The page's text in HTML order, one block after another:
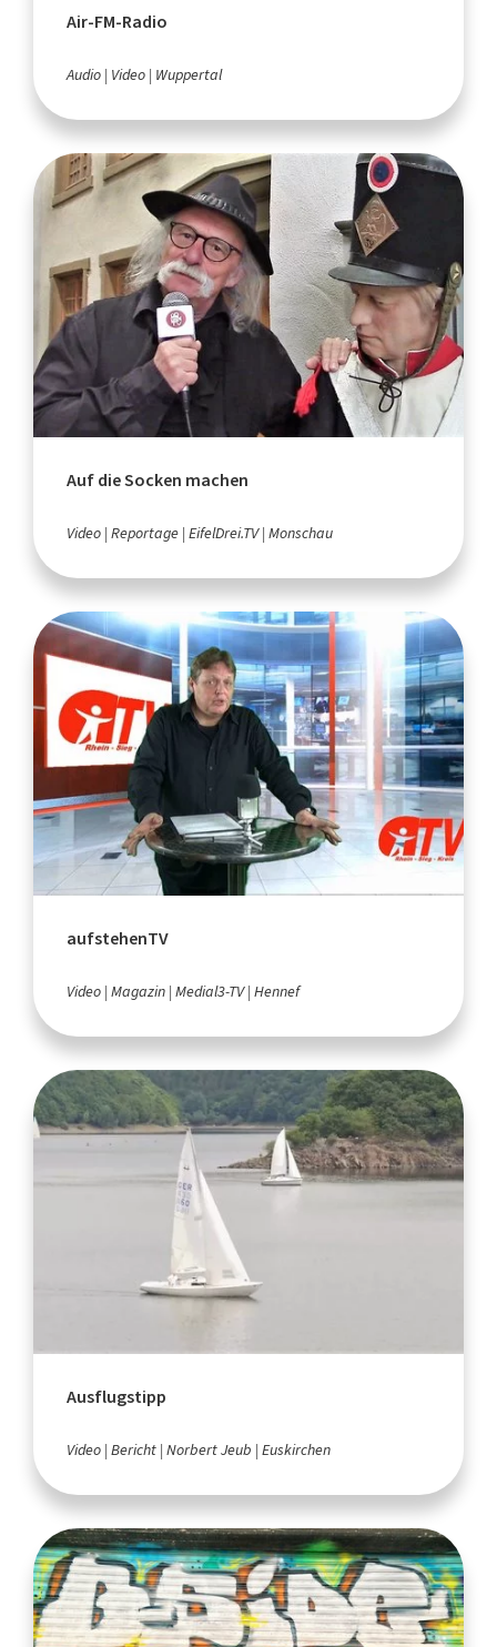
Air-FM-Radio
Audio Video Wuppertal
Auf die Socken machen
Video Reportage EifelDrei.TV Monschau
aufstehenTV
Video Magazin Medial3-TV Hennef
Ausflugstipp
Video Bericht Norbert Jeub Euskirchen